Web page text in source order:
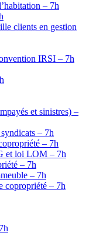
– 7h
clients en gestion
IRSI – 7h
et sinistres) –
– 7h
– 7h
et loi LOM – 7h
– 7h
– 7h
copropriété – 7h